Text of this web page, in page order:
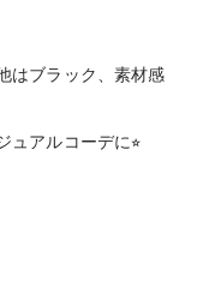
はブラック、素材感
ュアルコーデに⭐︎